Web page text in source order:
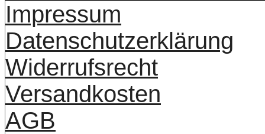
Impressum
Datenschutzerklärung
Widerrufsrecht
Versandkosten
AGB